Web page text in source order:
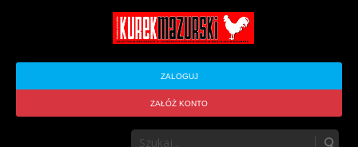
ZALOGUJ
ZAŁÓŻ KONTO